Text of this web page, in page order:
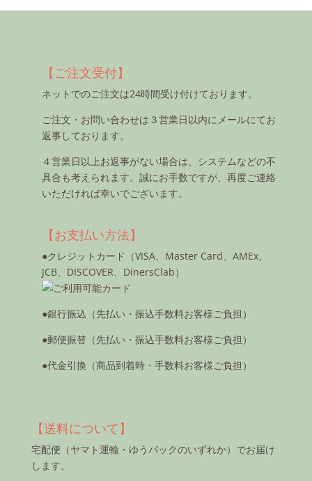
【ご注文受付】
ネットでのご注文は24時間受け付けております。
ご注文・お問い合わせは３営業日以内にメールにてお
返事しております。
４営業日以上お返事がない場合は、システムなどの不
具合も考えられます。誠にお手数ですが、再度ご連絡
いただければ幸いでございます。
【お支払い方法】
●クレジットカード（VISA、Master Card、AMEx、
JCB、DISCOVER、DinersClab）
●銀行振込（先払い・振込手数料お客様ご負担）
●郵便振替（先払い・振込手数料お客様ご負担）
●代金引換（商品到着時・手数料お客様ご負担）
【送料について】
宅配便（ヤマト運輸・ゆうパックのいずれか）でお届け
します。